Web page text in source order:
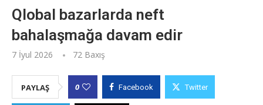
Qlobal bazarlarda neft
bahalaşmağa davam edir
7 İyul 2026 72 Baxış
PAYLAŞ 0 Facebook Twitter